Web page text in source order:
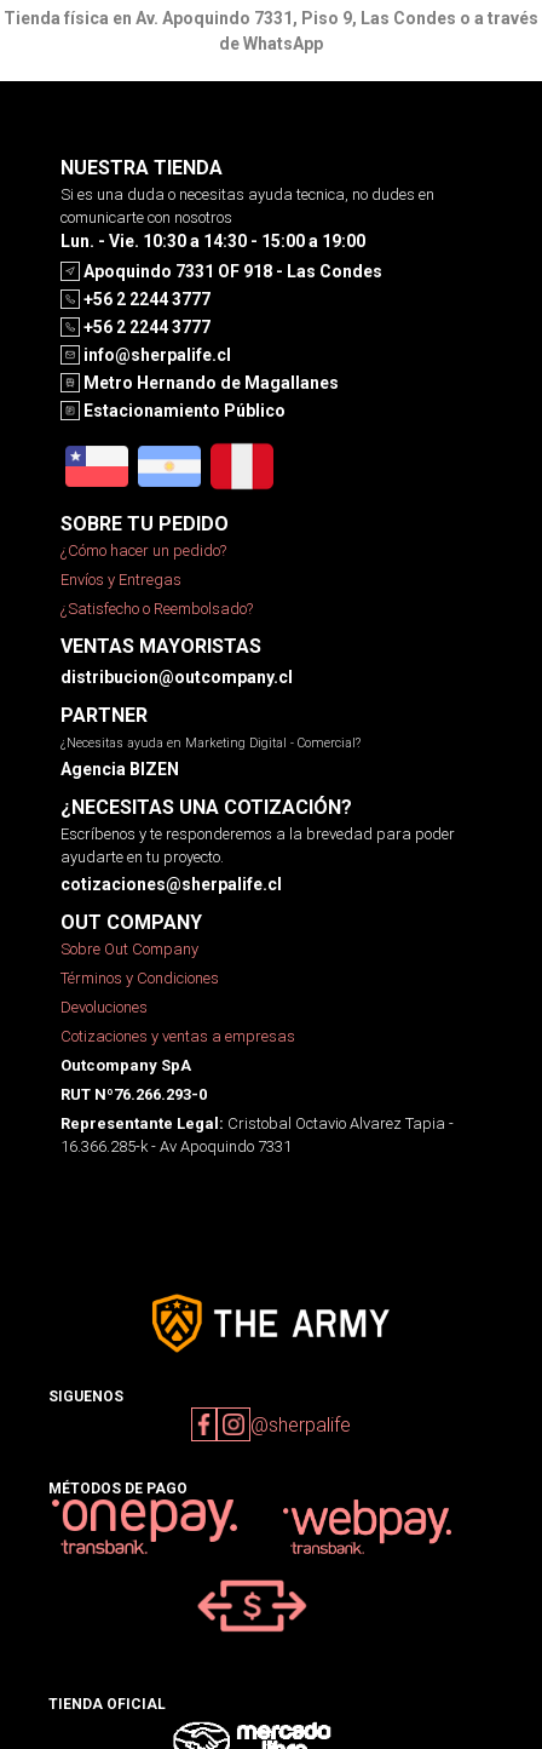
Tienda física en Av. Apoquindo 7331, Piso 9, Las Condes o a través
de WhatsApp
NUESTRA TIENDA
Si es una duda o necesitas ayuda tecnica, no dudes en
comunicarte con nosotros
Lun. - Vie. 10:30 a 14:30 - 15:00 a 19:00
Apoquindo 7331 OF 918 - Las Condes
+56 2 2244 3777
+56 2 2244 3777
info@sherpalife.cl
Metro Hernando de Magallanes
Estacionamiento Público
SOBRE TU PEDIDO
¿Cómo hacer un pedido?
Envíos y Entregas
¿Satisfecho o Reembolsado?
VENTAS MAYORISTAS
distribucion@outcompany.cl
PARTNER
¿Necesitas ayuda en Marketing Digital - Comercial?
Agencia BIZEN
¿NECESITAS UNA COTIZACIÓN?
Escríbenos y te responderemos a la brevedad para poder
ayudarte en tu proyecto.
cotizaciones@sherpalife.cl
OUT COMPANY
Sobre Out Company
Términos y Condiciones
Devoluciones
Cotizaciones y ventas a empresas
Outcompany SpA
RUT Nº76.266.293-0
Representante Legal: Cristobal Octavio Alvarez Tapia -
16.366.285-k - Av Apoquindo 7331
SIGUENOS
@sherpalife
MÉTODOS DE PAGO
TIENDA OFICIAL